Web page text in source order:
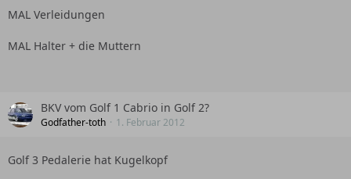
MAL Verleidungen
MAL Halter + die Muttern
BKV vom Golf 1 Cabrio in Golf 2?
Godfather-toth 1. Februar 2012
Golf 3 Pedalerie hat Kugelkopf